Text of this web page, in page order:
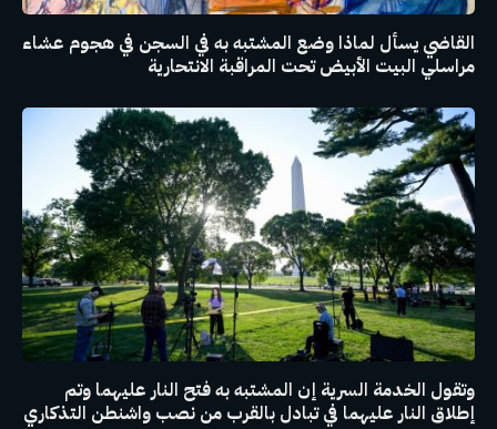
القاضي يسأل لماذا وضع المشتبه به في السجن في هجوم عشاء
مراسلي البيت الأبيض تحت المراقبة الانتحارية
وتقول الخدمة السرية إن المشتبه به فتح النار عليهما وتم
إطلاق النار عليهما في تبادل بالقرب من نصب واشنطن التذكاري